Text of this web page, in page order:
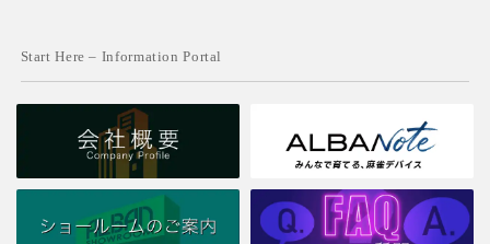
Start Here – Information Portal